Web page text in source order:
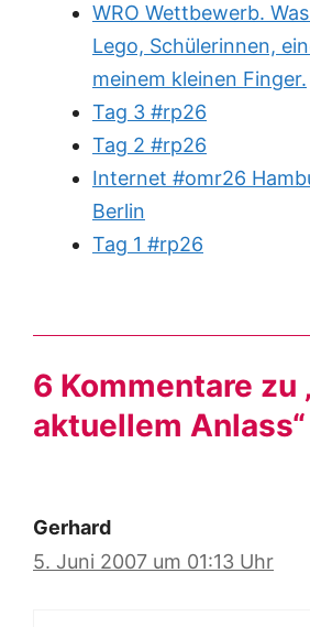
WRO Wettbewerb.
Lego, Schülerinnen,
meinem kleinen Finger.
Tag 3 #rp26
Tag 2 #rp26
Internet #omr26
Berlin
Tag 1 #rp26
6 Kommentare zu
aktuellem Anlass“
Gerhard
5. Juni 2007 um 01:13 Uhr